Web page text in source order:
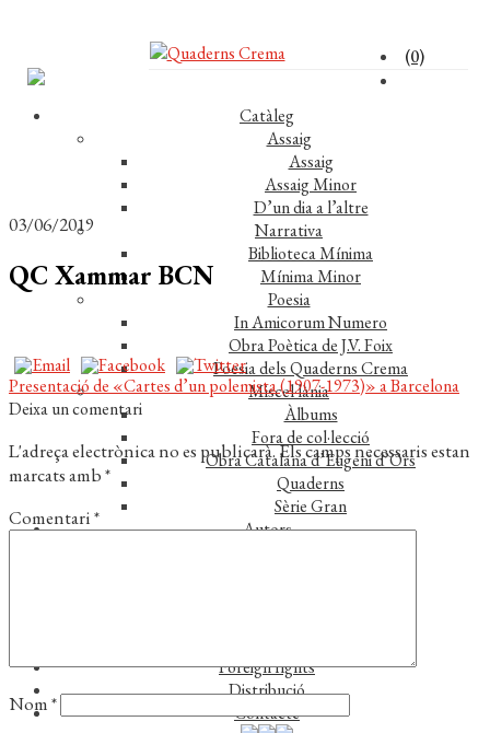
(0)
Catàleg
Assaig
Assaig
Assaig Minor
D’un dia a l’altre
Narrativa
Biblioteca Mínima
Mínima Minor
Poesia
In Amicorum Numero
Obra Poètica de J.V. Foix
Poesia dels Quaderns Crema
Miscel·lània
Àlbums
Fora de col·lecció
Obra Catalana d’Eugeni d’Ors
Quaderns
Sèrie Gran
Autors
Foreign rights
Distribució
Contacte
03/06/2019
QC Xammar BCN
Navegació
d'entrades
Entrada
anterior:
Presentació de «Cartes d’un polemista (1907-1973)» a Barcelona
Deixa un comentari
L'adreça electrònica no es publicarà.Els camps necessaris estan
marcats amb*
Comentari*
Nom*